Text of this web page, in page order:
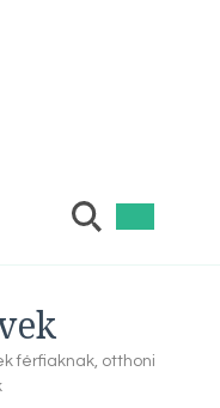
férfiaknak, otthoni